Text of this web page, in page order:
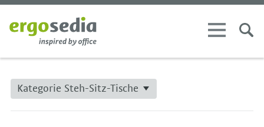
Kategorie Steh-Sitz-Tische